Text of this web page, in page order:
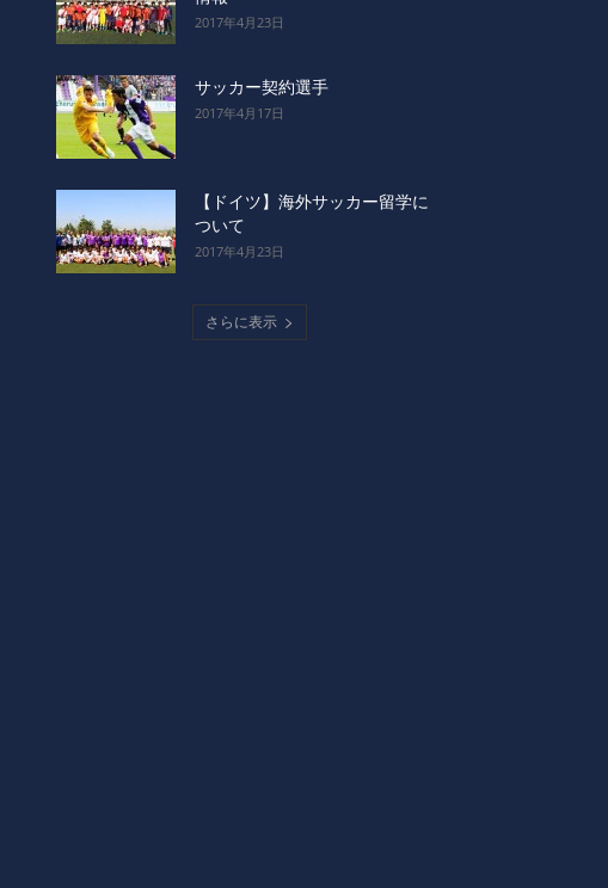
2017年4月23日
サッカー契約選手
2017年4月17日
【ドイツ】海外サッカー留学に
ついて
2017年4月23日
さらに表示